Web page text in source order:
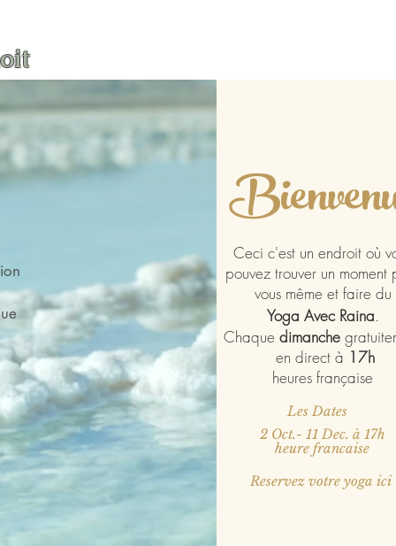
Ceci c'est un endroit où
pouvez trouver un moment
vous même et faire du
Yoga Avec Raina.
Chaque dimanche
en direct à 17h
heures française
Les Dates
2 Oct.- 11 Dec. à 17h
heure francaise
Reservez votre yoga ici